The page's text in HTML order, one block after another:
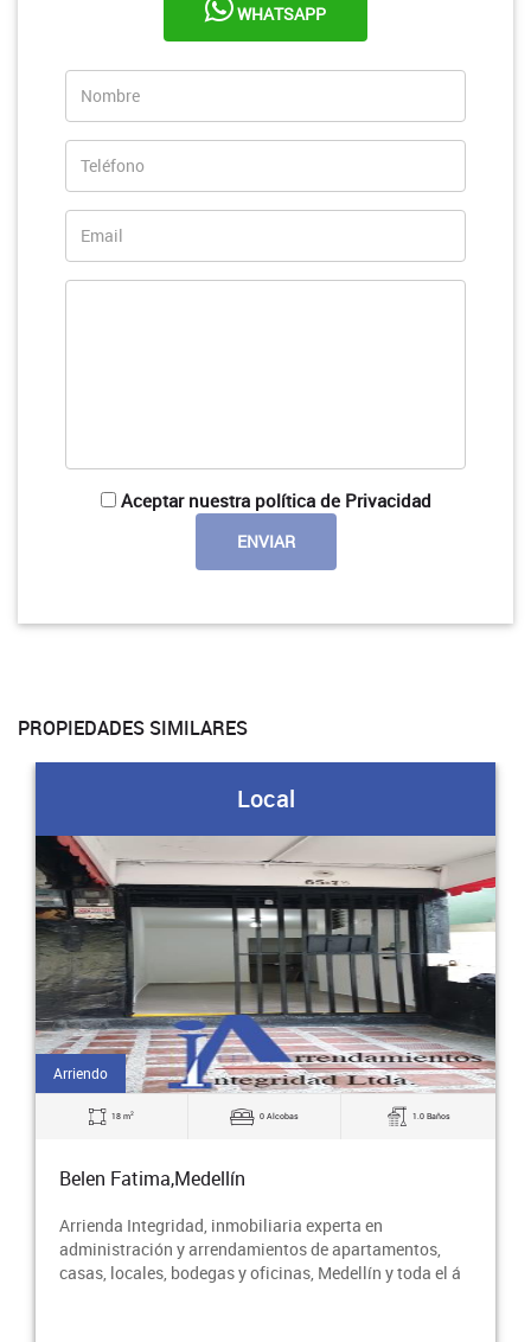
WHATSAPP
Aceptar nuestra política de Privacidad
PROPIEDADES SIMILARES
Local
Arriendo
18 m2 0 Alcobas 1.0 Baños
Belen Fatima,Medellín
Arrienda Integridad, inmobiliaria experta en
administración y arrendamientos de apartamentos,
casas, locales, bodegas y oficinas, Medellín y toda el á